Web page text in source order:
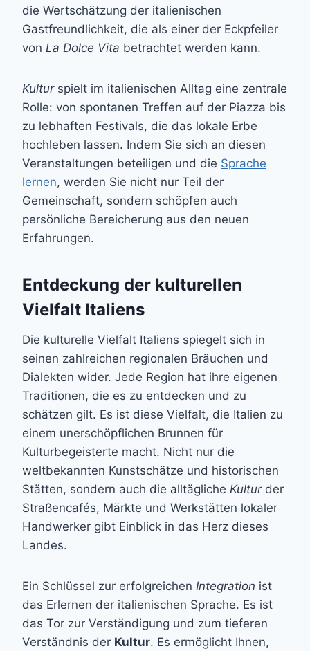
die Wertschätzung der italienischen
Gastfreundlichkeit, die als einer der Eckpfeiler
von La Dolce Vita betrachtet werden kann.
Kulturspielt im italienischen Alltag eine zentrale
Rolle: von spontanen Treffen auf der Piazza bis
zu lebhaften Festivals, die das lokale Erbe
hochleben lassen. Indem Sie sich an diesen
Veranstaltungen beteiligen und die Sprache
lernen, werden Sie nicht nur Teil der
Gemeinschaft, sondern schöpfen auch
persönliche Bereicherung aus den neuen
Erfahrungen.
Entdeckung der kulturellen
Vielfalt Italiens
Die kulturelle Vielfalt Italiens spiegelt sich in
seinen zahlreichen regionalen Bräuchen und
Dialekten wider. Jede Region hat ihre eigenen
Traditionen, die es zu entdecken und zu
schätzen gilt. Es ist diese Vielfalt, die Italien zu
einem unerschöpflichen Brunnen für
Kulturbegeisterte macht. Nicht nur die
weltbekannten Kunstschätze und historischen
Stätten, sondern auch die alltägliche Kulturder
Straßencafés, Märkte und Werkstätten lokaler
Handwerker gibt Einblick in das Herz dieses
Landes.
Ein Schlüssel zur erfolgreichen Integration ist
das Erlernen der italienischen Sprache. Es ist
das Tor zur Verständigung und zum tieferen
Verständnis der Kultur. Es ermöglicht Ihnen,